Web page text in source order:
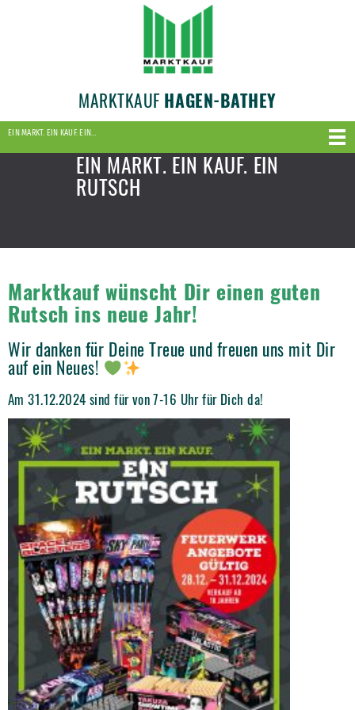
MARKTKAUF HAGEN-BATHEY
EIN MARKT. EIN KAUF. EIN…
EIN MARKT. EIN KAUF. EIN
RUTSCH
Marktkauf wünscht Dir einen guten
Rutsch ins neue Jahr!
Wir danken für Deine Treue und freuen uns mit Dir
auf ein Neues!
Am 31.12.2024 sind für von 7-16 Uhr für Dich da!